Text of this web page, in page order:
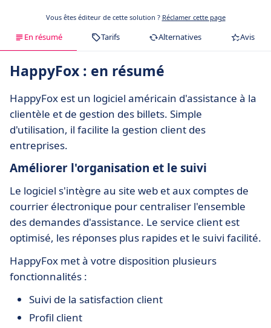
Vous êtes éditeur de cette solution ? Réclamer cette page
En résumé Tarifs Alternatives Avis
HappyFox : en résumé
HappyFox est un logiciel américain d'assistance à la
clientèle et de gestion des billets. Simple
d'utilisation, il facilite la gestion client des
entreprises.
Améliorer l'organisation et le suivi
Le logiciel s'intègre au site web et aux comptes de
courrier électronique pour centraliser l'ensemble
des demandes d'assistance. Le service client est
optimisé, les réponses plus rapides et le suivi facilité.
HappyFox met à votre disposition plusieurs
fonctionnalités :
Suivi de la satisfaction client
Profil client